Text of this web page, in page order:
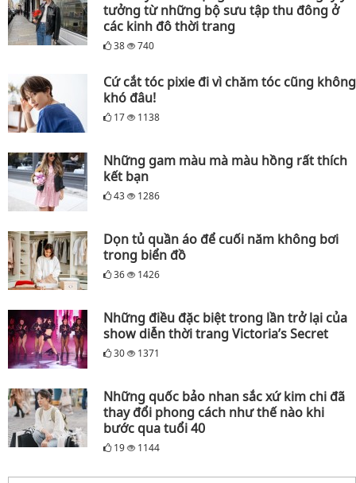
tưởng từ những bộ sưu tập thu đông ở
các kinh đô thời trang
38 740
Cứ cắt tóc pixie đi vì chăm tóc cũng không
khó đâu!
17 1138
Những gam màu mà màu hồng rất thích
kết bạn
43 1286
Dọn tủ quần áo để cuối năm không bơi
trong biển đồ
36 1426
Những điều đặc biệt trong lần trở lại của
show diễn thời trang Victoria’s Secret
30 1371
Những quốc bảo nhan sắc xứ kim chi đã
thay đổi phong cách như thế nào khi
bước qua tuổi 40
19 1144